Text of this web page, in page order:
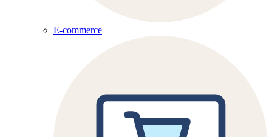
E-commerce